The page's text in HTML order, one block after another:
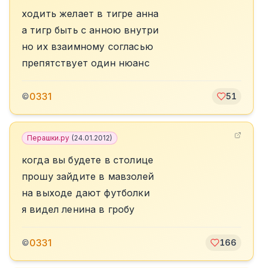
ходить желает в тигре анна
а тигр быть с анною внутри
но их взаимному согласью
препятствует один нюанс
©0331 51
Перашки.ру (24.01.2012)
когда вы будете в столице
прошу зайдите в мавзолей
на выходе дают футболки
я видел ленина в гробу
©0331 166